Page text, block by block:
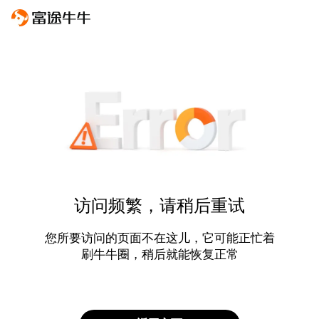
访问频繁，请稍后重试
您所要访问的页面不在这儿，它可能正忙着
刷牛牛圈，稍后就能恢复正常